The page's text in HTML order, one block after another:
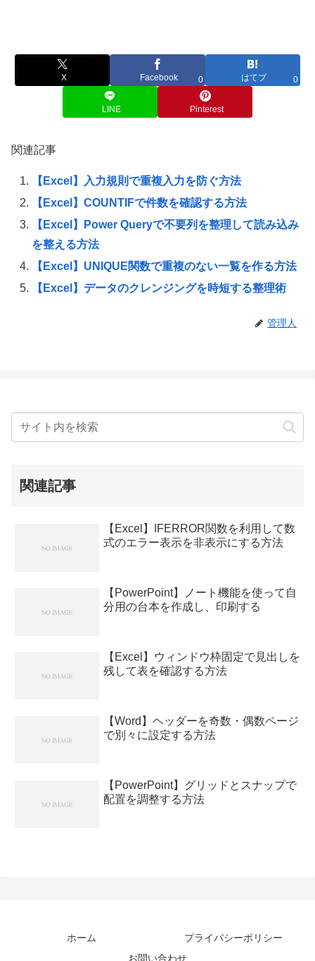
X Facebook 0 はてブ 0
LINE Pinterest
関連記事
【Excel】入力規則で重複入力を防ぐ方法
【Excel】COUNTIFで件数を確認する方法
【Excel】Power Queryで不要列を整理して読み込み
を整える方法
【Excel】UNIQUE関数で重複のない一覧を作る方法
【Excel】データのクレンジングを時短する整理術
管理人
関連記事
【Excel】IFERROR関数を利用して数
式のエラー表示を非表示にする方法
【PowerPoint】ノート機能を使って自
分用の台本を作成し、印刷する
【Excel】ウィンドウ枠固定で見出しを
残して表を確認する方法
【Word】ヘッダーを奇数・偶数ページ
で別々に設定する方法
【PowerPoint】グリッドとスナップで
配置を調整する方法
ホーム
プライバシーポリシー
お問い合わせ